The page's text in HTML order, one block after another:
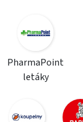
PharmaPoint
letáky